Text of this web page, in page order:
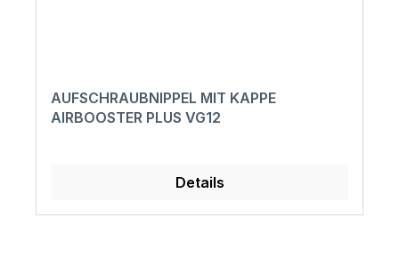
AUFSCHRAUBNIPPEL MIT KAPPE
AIRBOOSTER PLUS VG12
Details